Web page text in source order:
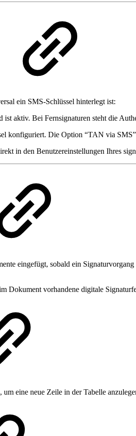
ein SMS-Schlüssel hinterlegt ist:
ist aktiv. Bei Fernsignaturen steht die
konfiguriert. Die Option “TAN via
in den Benutzereinstellungen Ihres
eingefügt, sobald ein
Dokument vorhandene digitale
, um eine neue Zeile in der Tabelle